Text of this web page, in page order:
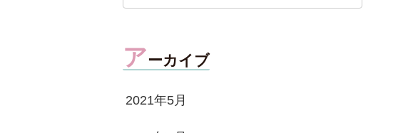
アーカイブ
2021年5月